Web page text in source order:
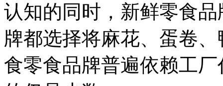
认知的同时，新鲜零食
牌都选择将麻花、蛋卷
食零食品牌普遍依赖工